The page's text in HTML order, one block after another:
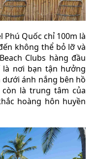
Phú Quốc chỉ 100m là
không thể bỏ lỡ và
Clubs hàng đầu
nơi bạn tận hưởng
ánh nắng bên hồ
là trung tâm của
hoàng hôn huyền